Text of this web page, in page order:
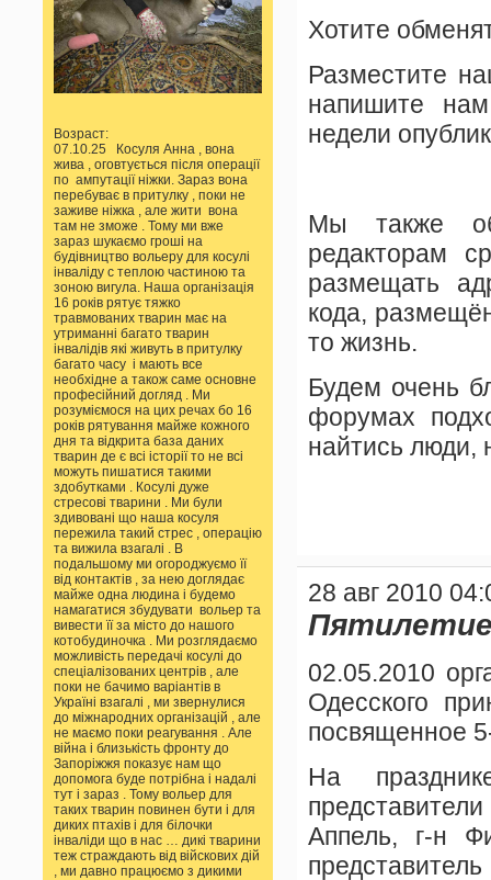
Возраст:
07.10.25 Косуля Анна , вона
жива , оговтується після операції
по ампутації ніжки. Зараз вона
перебуває в притулку , поки не
заживе ніжка , але жити вона
там не зможе . Тому ми вже
зараз шукаємо гроші на
будівництво вольеру для косулі
інваліду с теплою частиною та
зоною вигула. Наша організація
16 років рятує тяжко
травмованих тварин має на
утриманні багато тварин
інвалідів які живуть в притулку
багато часу і мають все
необхідне а також саме основне
професійний догляд . Ми
розуміємося на цих речах бо 16
років рятування майже кожного
дня та відкрита база даних
тварин де є всі історії то не всі
можуть пишатися такими
здобутками . Косулі дуже
стресові тварини . Ми були
здивовані що наша косуля
пережила такий стрес , операцію
та вижила взагалі . В
подальшому ми огороджуємо її
від контактів , за нею доглядає
майже одна людина і будемо
намагатися збудувати вольер та
вивести її за місто до нашого
котобудиночка . Ми розглядаємо
можливість передачі косулі до
спеціалізованих центрів , але
поки не бачимо варіантів в
Україні взагалі , ми звернулися
до міжнародних організацій , але
не маємо поки реагування . Але
війна і близькість фронту до
Запоріжжя показує нам що
допомога буде потрібна і надалі
тут і зараз . Тому вольер для
таких тварин повинен бути і для
диких птахів і для білочки
інваліди що в нас … дикі тварини
теж страждають від війскових дій
, ми давно працюємо з дикими
Хотите
Разместите
напишите
недели
Мы также
редакторам
размещать
кода,
то жизнь.
Будем очень
форумах
найтись люди,
28 авг 2010
02.05.2010
Одесского
посвященное
На
Аппель, г-н